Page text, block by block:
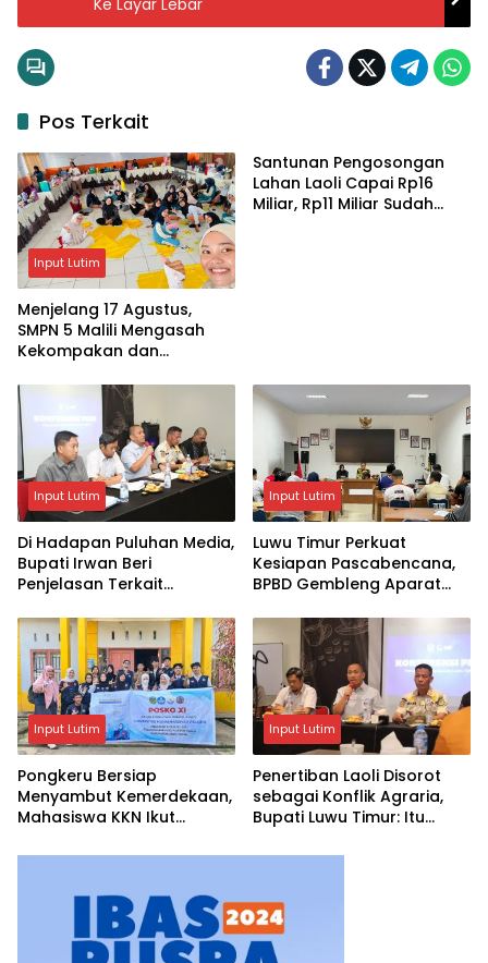
Pos Terkait
Input Lutim
Menjelang 17 Agustus,
SMPN 5 Malili Mengasah
Kekompakan dan
Santunan Pengosongan
Lahan Laoli Capai Rp16
Miliar, Rp11 Miliar Sudah
Input Lutim
Di Hadapan Puluhan Media,
Bupati Irwan Beri
Penjelasan Terkait
Input Lutim
Luwu Timur Perkuat
Kesiapan Pascabencana,
BPBD Gembleng Aparat
Input Lutim
Pongkeru Bersiap
Menyambut Kemerdekaan,
Mahasiswa KKN Ikut
17 Agustus
Input Lutim
Penertiban Laoli Disorot
sebagai Konflik Agraria,
Bupati Luwu Timur: Itu